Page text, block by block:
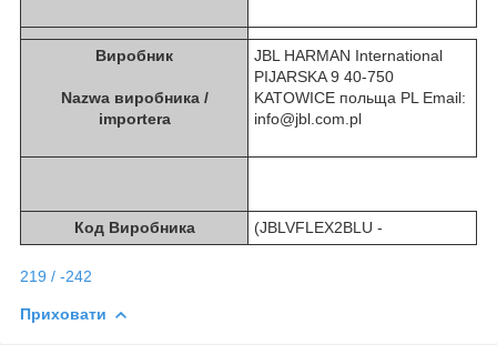
Виробник
Nazwa виробника /
importera
JBL HARMAN International
PIJARSKA 9 40-750
KATOWICE польща PL Email:
info@jbl.com.pl
Код Виробника (JBLVFLEX2BLU -
219 / -242
Приховати